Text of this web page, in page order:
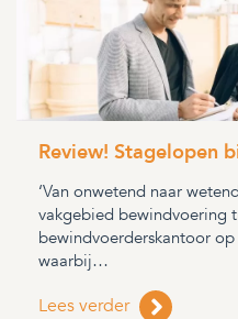
Review! Stagelopen
‘Van onwetend naar
vakgebied bewindvoering
bewindvoerderskantoor
waarbij…
Lees verder